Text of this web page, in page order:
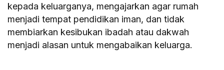
kepada keluarganya, mengajarkan agar rumah
menjadi tempat pendidikan iman, dan tidak
membiarkan kesibukan ibadah atau dakwah
menjadi alasan untuk mengabaikan keluarga.